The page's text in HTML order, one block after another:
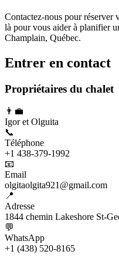
Contactez-nous pour réserver
là pour vous aider à planifier
Champlain, Québec.
Entrer en contact
Propriétaires du chalet
👨‍💼
Igor et Olguita
📞
Téléphone
+1 438-379-1992
📧
Email
olgitaolgita921@gmail.com
📍
Adresse
1844 chemin Lakeshore St-
💬
WhatsApp
+1 (438) 520-8165